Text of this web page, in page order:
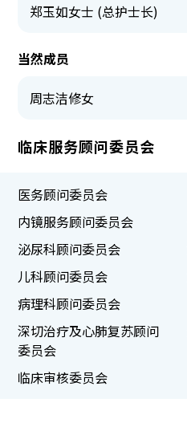
郑玉如女士 (总护士长)
当然成员
周志洁修女
临床服务顾问委员会
医务顾问委员会
内镜服务顾问委员会
泌尿科顾问委员会
儿科顾问委员会
病理科顾问委员会
深切治疗及心肺复苏顾问
委员会
临床审核委员会